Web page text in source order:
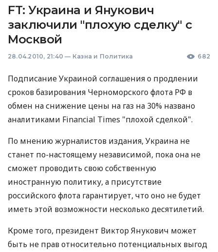
FT: Украина и Янукович
заключили "плохую сделку" с
Москвой
28.04.2010, 21:40 — Казна и Политика 682
Подписание Украиной соглашения о продлении
сроков базирования Черноморского флота РФ в
обмен на снижение цены на газ на 30% названо
аналитиками Financial Times "плохой сделкой".
По мнению журналистов издания, Украина не
станет по-настоящему независимой, пока она не
сможет проводить свою собственную
иностранную политику, а присутствие
российского флота гарантирует, что оно не будет
иметь этой возможности несколько десятилетий.
Кроме того, президент Виктор Янукович может
быть не прав относительно потенциальных выгод